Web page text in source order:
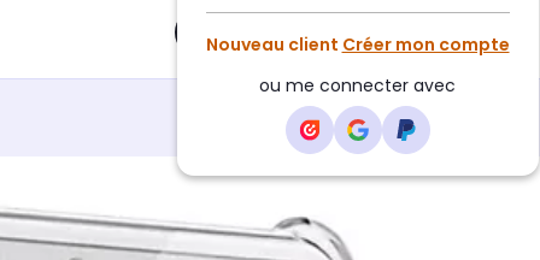
Nouveau client Créer mon compte
ou me connecter avec
Ajouter au panier